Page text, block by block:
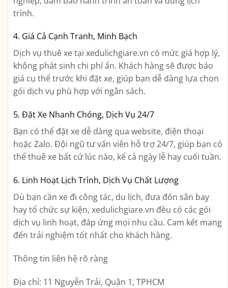
trình.
4. Giá Cả Cạnh Tranh, Minh Bạch
Dịch vụ thuê xe tại xedulichgiare.vn có mức giá hợp lý,
không phát sinh chi phí ẩn. Khách hàng sẽ được báo
giá cụ thể trước khi đặt xe, giúp bạn dễ dàng lựa chọn
gói dịch vụ phù hợp với ngân sách.
5. Đặt Xe Nhanh Chóng, Dịch Vụ 24/7
Bạn có thể đặt xe dễ dàng qua website, điện thoại
hoặc Zalo. Đội ngũ tư vấn viên hỗ trợ 24/7, giúp bạn có
thể thuê xe bất cứ lúc nào, kể cả ngày lễ hay cuối tuần.
6. Linh Hoạt Lịch Trình, Dịch Vụ Chất Lượng
Dù bạn cần xe đi công tác, du lịch, đưa đón sân bay
hay tổ chức sự kiện, xedulichgiare.vn đều có các gói
dịch vụ linh hoạt, đáp ứng mọi nhu cầu. Cam kết mang
đến trải nghiệm tốt nhất cho khách hàng.
Thông tin liên hệ rõ ràng
Địa chỉ: 11 Nguyễn Trải, Quận 1, TPHCM